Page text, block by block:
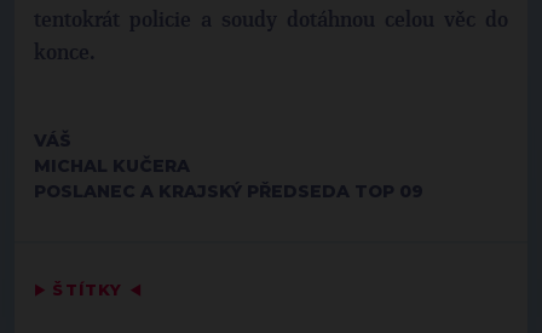
tentokrát policie a soudy dotáhnou celou věc do
konce.
VÁŠ
MICHAL KUČERA
POSLANEC A KRAJSKÝ PŘEDSEDA TOP 09
▶ ŠTÍTKY ◀